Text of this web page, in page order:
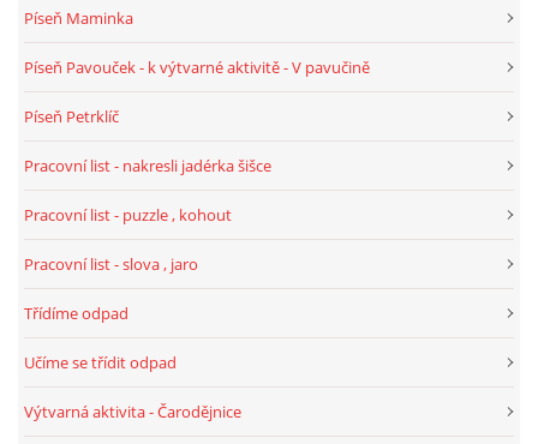
UČTE DĚTI PROŽITKEM
SENZORY PLAY
POLYTECHNICKÉ ČINNOSTI
Píseň Maminka
Píseň Pavouček - k výtvarné aktivitě - V pavučině
Píseň Petrklíč
Pracovní list - nakresli jadérka šišce
Pracovní list - puzzle , kohout
Pracovní list - slova , jaro
Třídíme odpad
Učíme se třídit odpad
Výtvarná aktivita - Čarodějnice